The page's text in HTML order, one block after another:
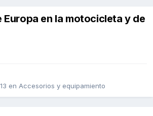
Europa en la motocicleta y de
en Accesorios y equipamiento